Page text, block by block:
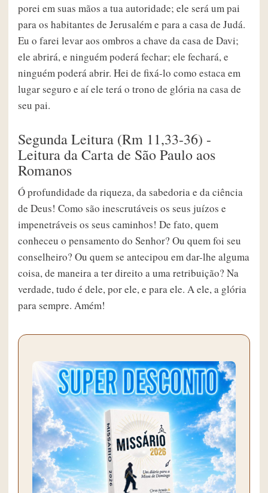
porei em suas mãos a tua autoridade; ele será um pai
para os habitantes de Jerusalém e para a casa de Judá.
Eu o farei levar aos ombros a chave da casa de Davi;
ele abrirá, e ninguém poderá fechar; ele fechará, e
ninguém poderá abrir. Hei de fixá-lo como estaca em
lugar seguro e aí ele terá o trono de glória na casa de
seu pai.
Segunda Leitura (Rm 11,33-36) -
Leitura da Carta de São Paulo aos
Romanos
Ó profundidade da riqueza, da sabedoria e da ciência
de Deus! Como são inescrutáveis os seus juízos e
impenetráveis os seus caminhos! De fato, quem
conheceu o pensamento do Senhor? Ou quem foi seu
conselheiro? Ou quem se antecipou em dar-lhe alguma
coisa, de maneira a ter direito a uma retribuição? Na
verdade, tudo é dele, por ele, e para ele. A ele, a glória
para sempre. Amém!